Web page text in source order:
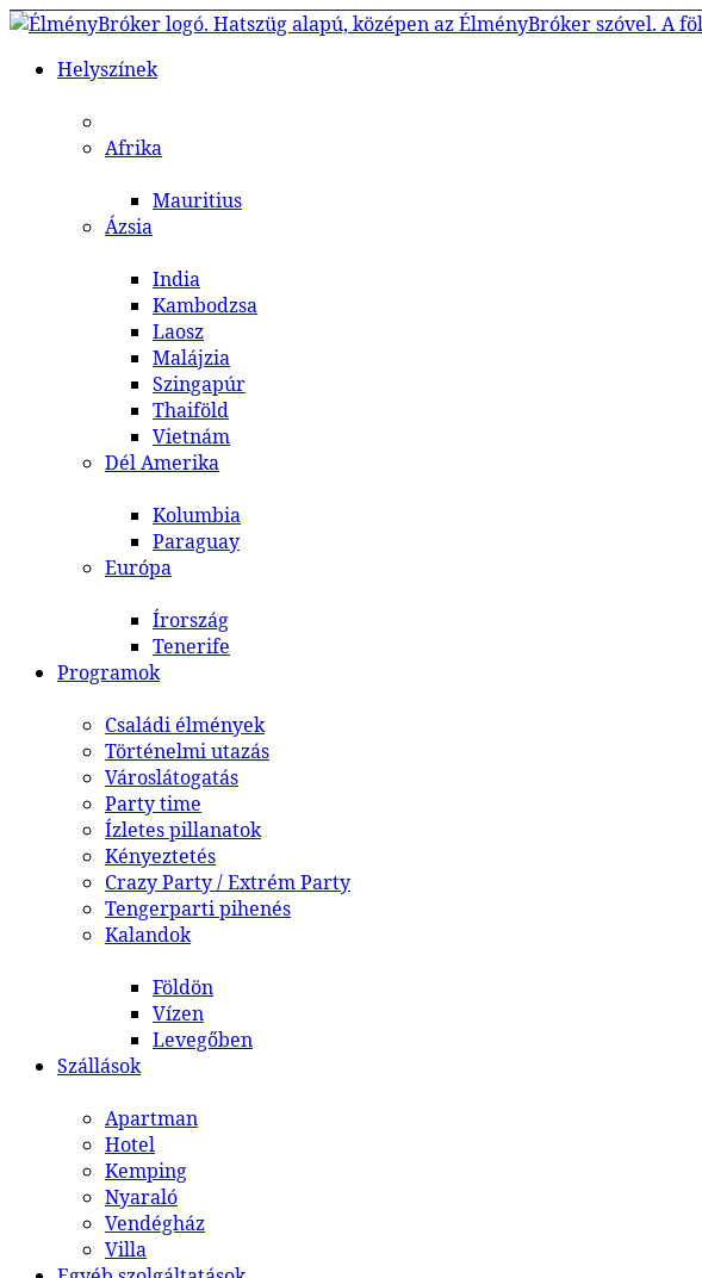
Helyszínek
Afrika
Mauritius
Ázsia
India
Kambodzsa
Laosz
Malájzia
Szingapúr
Thaiföld
Vietnám
Dél Amerika
Kolumbia
Paraguay
Európa
Írország
Tenerife
Programok
Családi élmények
Történelmi utazás
Városlátogatás
Party time
Ízletes pillanatok
Kényeztetés
Crazy Party / Extrém Party
Tengerparti pihenés
Kalandok
Földön
Vízen
Levegőben
Szállások
Apartman
Hotel
Kemping
Nyaraló
Vendégház
Villa